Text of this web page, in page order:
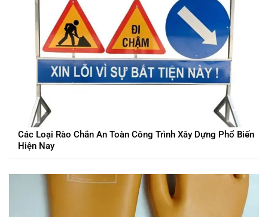
Các Loại Rào Chắn An Toàn Công Trình Xây Dựng Phổ Biến
Hiện Nay